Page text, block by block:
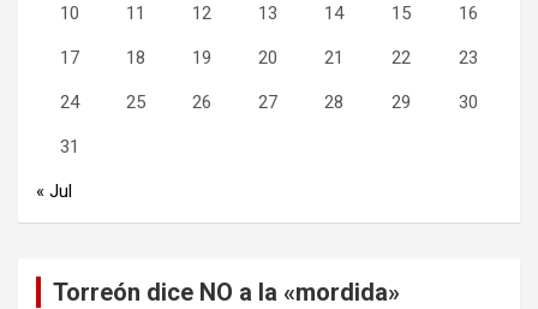
10 11 12 13 14 15 16
17 18 19 20 21 22 23
24 25 26 27 28 29 30
31
« Jul
Torreón dice NO a la «mordida»